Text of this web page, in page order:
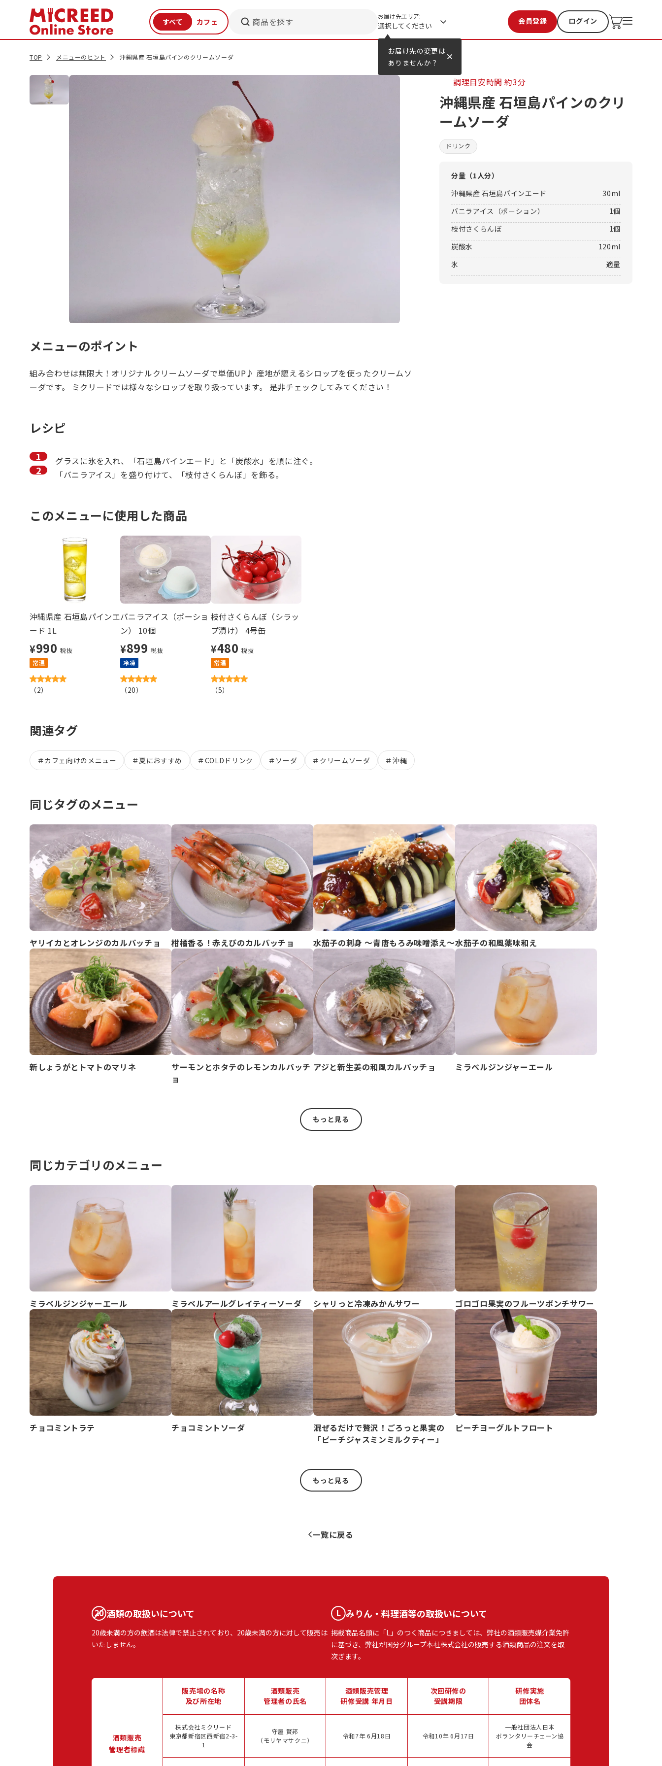
お届け先の変更は
ありませんか？
商品を探す お届け先エリア:
選択してください 会員登録 ログイン
お気に入り 過去購入
TOP メニューのヒント 沖縄県産 石垣島パインのクリームソーダ
調理目安時間約3分
沖縄県産 石垣島パインのクリ
ームソーダ
ドリンク
分量（1人分）
沖縄県産 石垣島パインエード
30ml
バニラアイス（ポーション）
1個
枝付さくらんぼ
1個
炭酸水
120ml
氷
適量
メニューのポイント
組み合わせは無限大！オリジナルクリームソーダで単価UP♪ 産地が謳えるシロップを使ったクリームソ
ーダです。 ミクリードでは様々なシロップを取り扱っています。 是非チェックしてみてください！
レシピ
グラスに氷を入れ、「石垣島パインエード」と「炭酸水」を順に注ぐ。
「バニラアイス」を盛り付けて、「枝付さくらんぼ」を飾る。
このメニューに使用した商品
沖縄県産 石垣島パインエ
ード 1L
¥990 税抜
常温
（2）
バニラアイス（ポーショ
ン） 10個
¥899 税抜
冷凍
（20）
枝付さくらんぼ（シラッ
プ漬け） 4号缶
¥480 税抜
常温
（5）
関連タグ
＃カフェ向けのメニュー ＃夏におすすめ ＃COLDドリンク ＃ ソーダ ＃ クリームソーダ ＃沖縄
同じタグのメニュー
ヤリイカとオレンジのカルパッチョ 柑橘香る！赤えびのカルパッチョ 水茄子の刺身 ～青唐もろみ味噌添え～水茄子の和風薬味和え
新しょうがとトマトのマリネ
サーモンとホタテのレモンカルパッチ
ョ
アジと新生姜の和風カルパッチョ ミラベルジンジャーエール
もっと見る
同じカテゴリのメニュー
ミラベルジンジャーエール ミラベルアールグレイティーソーダ シャリっと冷凍みかんサワー ゴロゴロ果実のフルーツポンチサワー
チョコミントラテ チョコミントソーダ
混ぜるだけで贅沢！ごろっと果実の
「ピーチジャスミンミルクティー」
ピーチヨーグルトフロート
もっと見る
一覧に戻る
酒類の取扱いについて
20歳未満の方の飲酒は法律で禁止されており、20歳未満の方に対して販売は
いたしません。
みりん・料理酒等の取扱いについて
掲載商品名頭に「L」のつく商品につきましては、弊社の酒類販売媒介業免許
に基づき、弊社が国分グループ本社株式会社の販売する酒類商品の注文を取
次ぎます。
酒類販売
管理者標識
販売場の名称
及び所在地
酒類販売
管理者の氏名
酒類販売管理
研修受講 年月日
次回研修の
受講期限
研修実施
団体名
株式会社ミクリード
東京都新宿区西新宿2-3-
1
守屋 賢邦
（モリヤマサクニ）
令和7年 6月18日 令和10年 6月17日
一般社団法人日本
ボランタリーチェーン協
会